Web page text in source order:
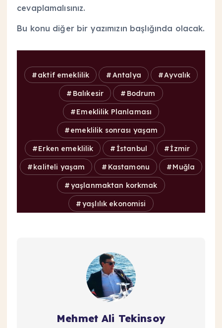
cevaplamalısınız.
Bu konu diğer bir yazımızın başlığında olacak.
aktif emeklilik Antalya Ayvalık
Balıkesir Bodrum
Emeklilik Planlaması
emeklilik sonrası yaşam
Erken emeklilik İstanbul İzmir
kaliteli yaşam Kastamonu Muğla
yaşlanmaktan korkmak
yaşlılık ekonomisi
Mehmet Ali Tekinsoy